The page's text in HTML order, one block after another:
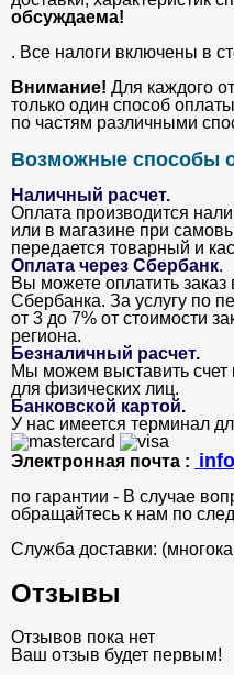
обсуждаема!
. Все налоги включены в
Внимание! Для каждого
только один способ
по частям различными
Возможные способы
Наличный расчет.
Оплата производится
или в магазине при
передается товарный и
Оплата через Сбербанк.
Вы можете оплатить
Сбербанка. За услугу по
от 3 до 7% от стоимости
региона.
Безналичный расчет.
Мы можем выставить счет
для физических лиц.
Банковской картой.
У нас имеется терминал
Электронная почта :
по гарантии - В случае
обращайтесь к нам по
Служба доставки:
Отзывы
Отзывов пока нет
Ваш отзыв будет первым!